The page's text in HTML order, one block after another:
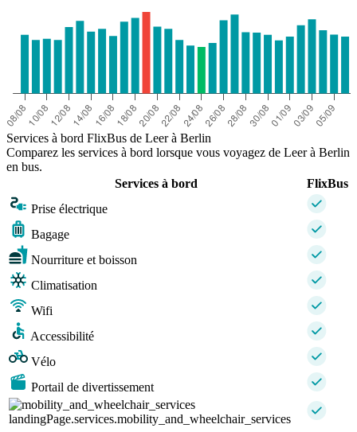
Services à bord FlixBus de Leer à Berlin
Comparez les services à bord lorsque vous voyagez de Leer à Berlin
en bus.
Services à bord
FlixBus
Prise électrique
Bagage
Nourriture et boisson
Climatisation
Wifi
Accessibilité
Vélo
Portail de divertissement
landingPage.services.mobility_and_wheelchair_services